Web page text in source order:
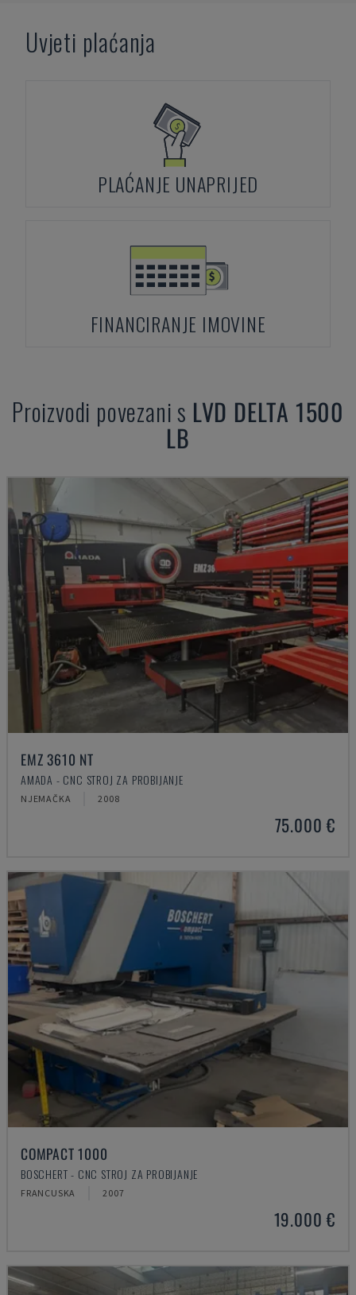
Uvjeti plaćanja
PLAĆANJE UNAPRIJED
FINANCIRANJE IMOVINE
Proizvodi povezani s LVD DELTA 1500
LB
EMZ 3610 NT
AMADA - CNC STROJ ZA PROBIJANJE
NJEMAČKA 2008
75.000 €
COMPACT 1000
BOSCHERT - CNC STROJ ZA PROBIJANJE
FRANCUSKA 2007
19.000 €